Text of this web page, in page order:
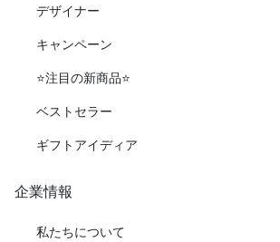
デザイナー
キャンペーン
⭐️注目の新商品⭐️
ベストセラー
ギフトアイディア
企業情報
私たちについて